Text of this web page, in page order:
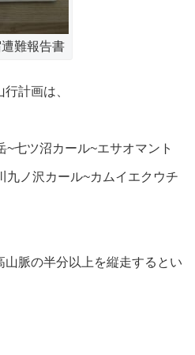
難報告書
計画は、
七ツ沼カール~エサオマント
九ノ沢カール~カムイエクウチ
脈の半分以上を縦走するとい